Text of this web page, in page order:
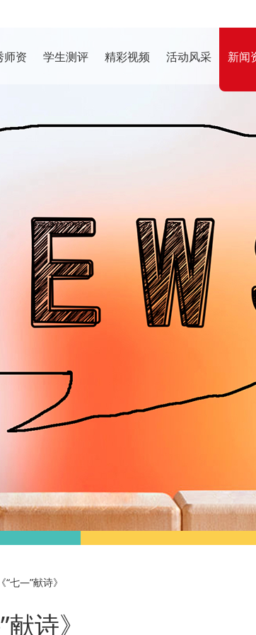
师资 学生测评 精彩视频 活动风采 新闻
“七—”献诗》
诗》